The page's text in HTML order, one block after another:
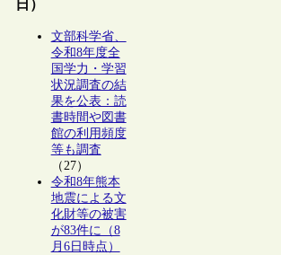
日）
文部科学省、
令和8年度全
国学力・学習
状況調査の結
果を公表：読
書時間や図書
館の利用頻度
等も調査
（27）
令和8年熊本
地震による文
化財等の被害
が83件に（8
月6日時点）